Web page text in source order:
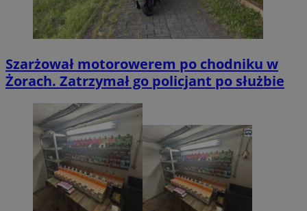
Szarżował motorowerem po chodniku w
Żorach. Zatrzymał go policjant po służbie